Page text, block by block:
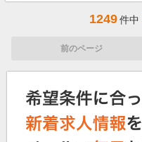
1249件中
前のページ